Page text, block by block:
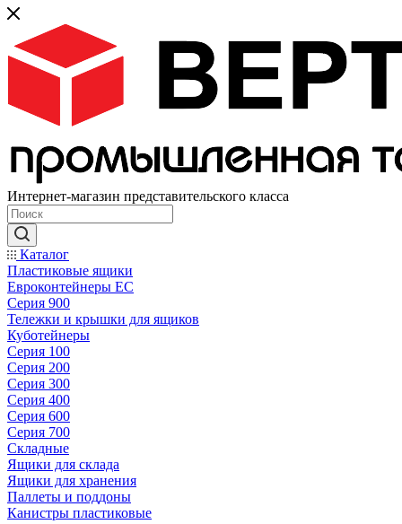
Интернет-магазин представительского класса
Каталог
Пластиковые ящики
Евроконтейнеры ЕС
Серия 900
Тележки и крышки для ящиков
Куботейнеры
Серия 100
Серия 200
Серия 300
Серия 400
Серия 600
Серия 700
Складные
Ящики для склада
Ящики для хранения
Паллеты и поддоны
Канистры пластиковые